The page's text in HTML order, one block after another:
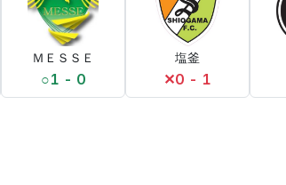
ＭＥＳＳＥ
○1 - 0
塩釜
✕0 - 1